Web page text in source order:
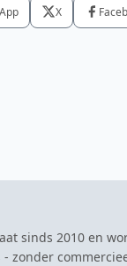
X
sinds 2010 en
zonder